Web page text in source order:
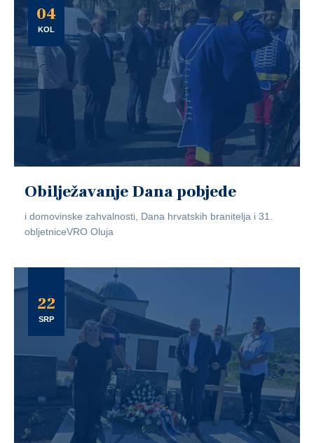
04
KOL
Obilježavanje Dana pobjede
i domovinske zahvalnosti, Dana hrvatskih branitelja i 31.
obljetniceVRO Oluja
22
SRP